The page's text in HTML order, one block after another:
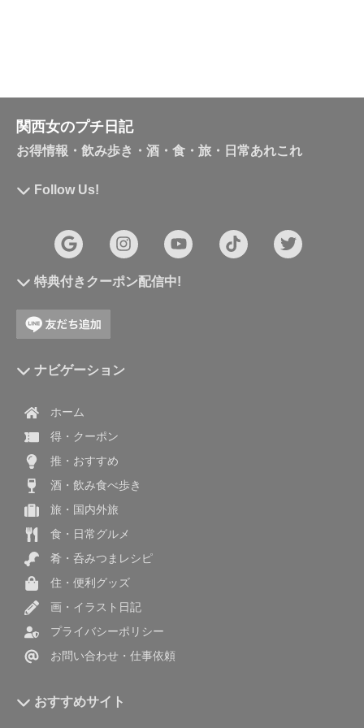
関西女のプチ日記
お得情報・飲み歩き・酒・食・旅・日常あれこれ
Follow Us!
特典付きクーポン配信中!
ナビゲーション
ホーム
得・クーポン
推・おすすめ
酒・飲み食べ歩き
旅・国内外旅
食・日常グルメ
肴・呑みつまレシピ
住・便利グッズ
画・イラスト日記
プライバシーポリシー
お問い合わせ・仕事依頼
おすすめサイト